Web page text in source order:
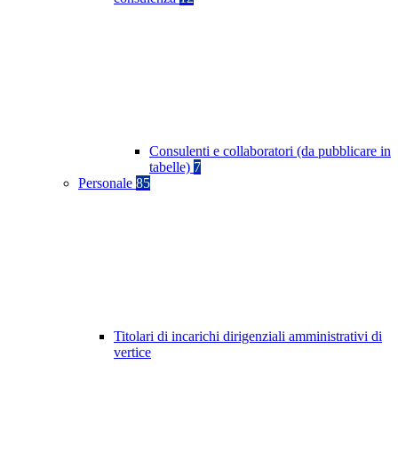
Consulenti e collaboratori (da pubblicare in
tabelle) 7
Personale 85
Titolari di incarichi dirigenziali amministrativi di
vertice